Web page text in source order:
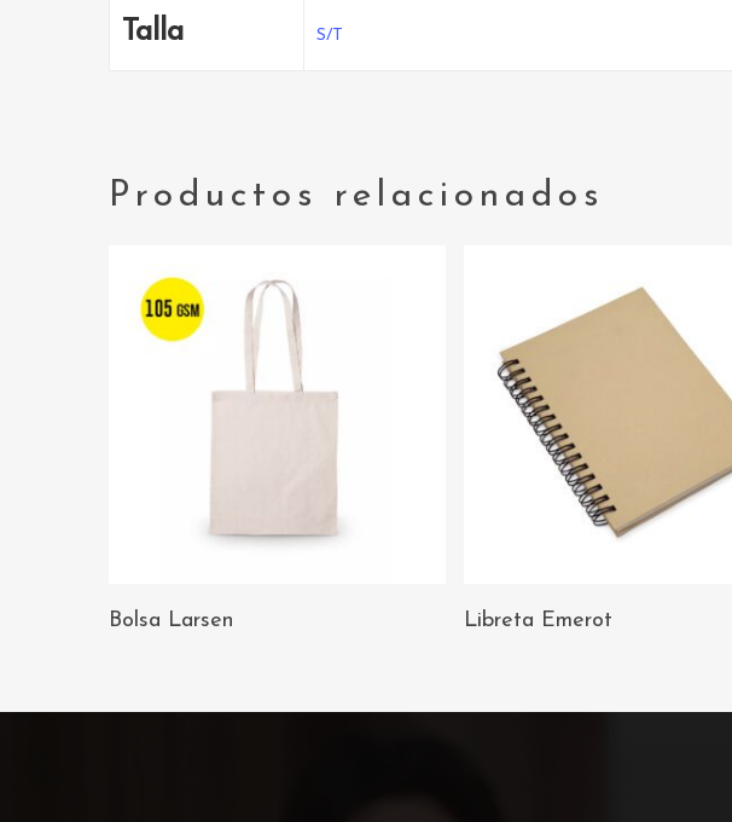
Talla S/T
Productos relacionados
Bolsa Larsen
AÑADIR AL
Libreta Emerot